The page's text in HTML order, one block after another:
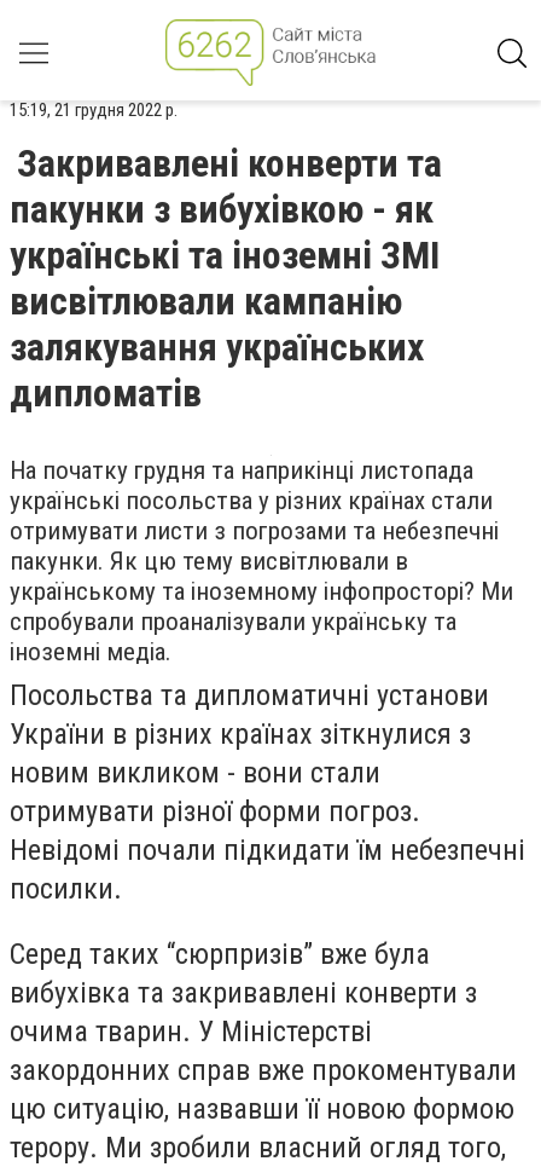
15:19, 21 грудня 2022 р.
Закривавлені конверти та
пакунки з вибухівкою - як
українські та іноземні ЗМІ
висвітлювали кампанію
залякування українських
дипломатів
На початку грудня та наприкінці листопада
українські посольства у різних країнах стали
отримувати листи з погрозами та небезпечні
пакунки. Як цю тему висвітлювали в
українському та іноземному інфопросторі? Ми
спробували проаналізували українську та
іноземні медіа.
Посольства та дипломатичні установи
України в різних країнах зіткнулися з
новим викликом - вони стали
отримувати різної форми погроз.
Невідомі почали підкидати їм небезпечні
посилки.
Серед таких “сюрпризів” вже була
вибухівка та закривавлені конверти з
очима тварин. У Міністерстві
закордонних справ вже прокоментували
цю ситуацію, назвавши її новою формою
терору. Ми зробили власний огляд того,